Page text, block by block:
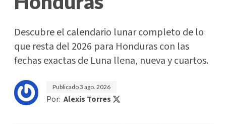
Descubre el calendario lunar completo de lo
que resta del 2026 para Honduras con las
fechas exactas de Luna llena, nueva y cuartos.
Publicado3 ago. 2026
Por: Alexis Torres